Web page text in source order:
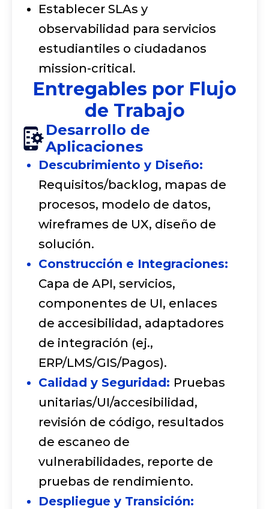
Establecer SLAs y
observabilidad para servicios
estudiantiles o ciudadanos
mission-critical.
Entregables por Flujo
de Trabajo
Desarrollo de
Aplicaciones
Descubrimiento y Diseño:
Requisitos/backlog, mapas de
procesos, modelo de datos,
wireframes de UX, diseño de
solución.
Construcción e Integraciones:
Capa de API, servicios,
componentes de UI, enlaces
de accesibilidad, adaptadores
de integración (ej.,
ERP/LMS/GIS/Pagos).
Calidad y Seguridad: Pruebas
unitarias/UI/accesibilidad,
revisión de código, resultados
de escaneo de
vulnerabilidades, reporte de
pruebas de rendimiento.
Despliegue y Transición: